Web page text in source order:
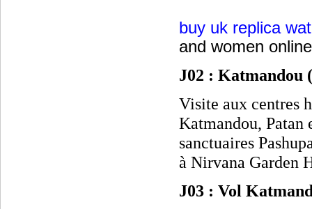
buy uk replica
and women
J02 : Katmandou
Visite aux centres
Katmandou, Patan
sanctuaires
à Nirvana Garden
J03 : Vol